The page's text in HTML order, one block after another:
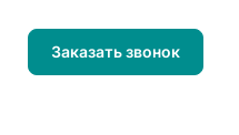
Заказать звонок